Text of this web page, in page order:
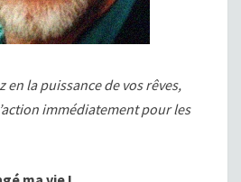
en la puissance de vos rêves,
immédiatement pour les